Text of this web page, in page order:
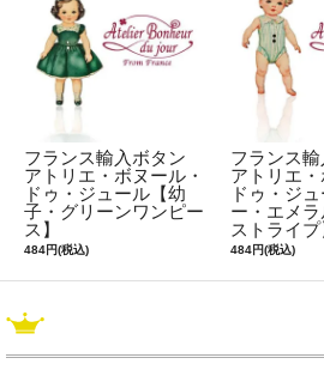
フランス輸入ボタン
アトリエ・ボヌール・
ドゥ・ジュール【幼
子・グリーンワンピー
ス】
484円(税込)
フランス
アトリエ・
ドゥ・ジ
ー・エメ
ストライプ
484円(税込)